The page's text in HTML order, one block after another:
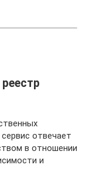
отвечает
в отношении
и